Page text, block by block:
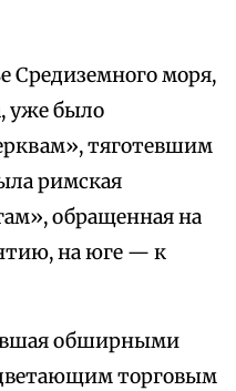
Средиземного моря,
уже было
тяготевшим
римская
обращенная на
на юге — к
обширными
торговым